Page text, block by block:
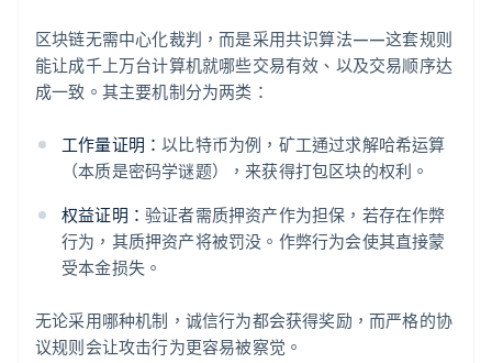
区块链无需中心化裁判，而是采用共识算法——这套规则
能让成千上万台计算机就哪些交易有效、以及交易顺序达
成一致。其主要机制分为两类：
工作量证明：以比特币为例，矿工通过求解哈希运算
（本质是密码学谜题），来获得打包区块的权利。
权益证明： 验证者需质押资产作为担保，若存在作弊
行为，其质押资产将被罚没。作弊行为会使其直接蒙
受本金损失。
无论采用哪种机制，诚信行为都会获得奖励，而严格的协
议规则会让攻击行为更容易被察觉。